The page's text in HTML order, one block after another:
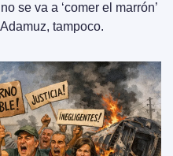
se va a ‘comer el marrón’
tampoco.